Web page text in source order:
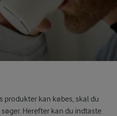
produkter kan købes, skal du
Herefter kan du indtaste